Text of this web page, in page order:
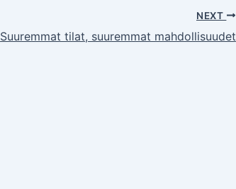
NEXT
Suuremmat tilat, suuremmat mahdollisuudet